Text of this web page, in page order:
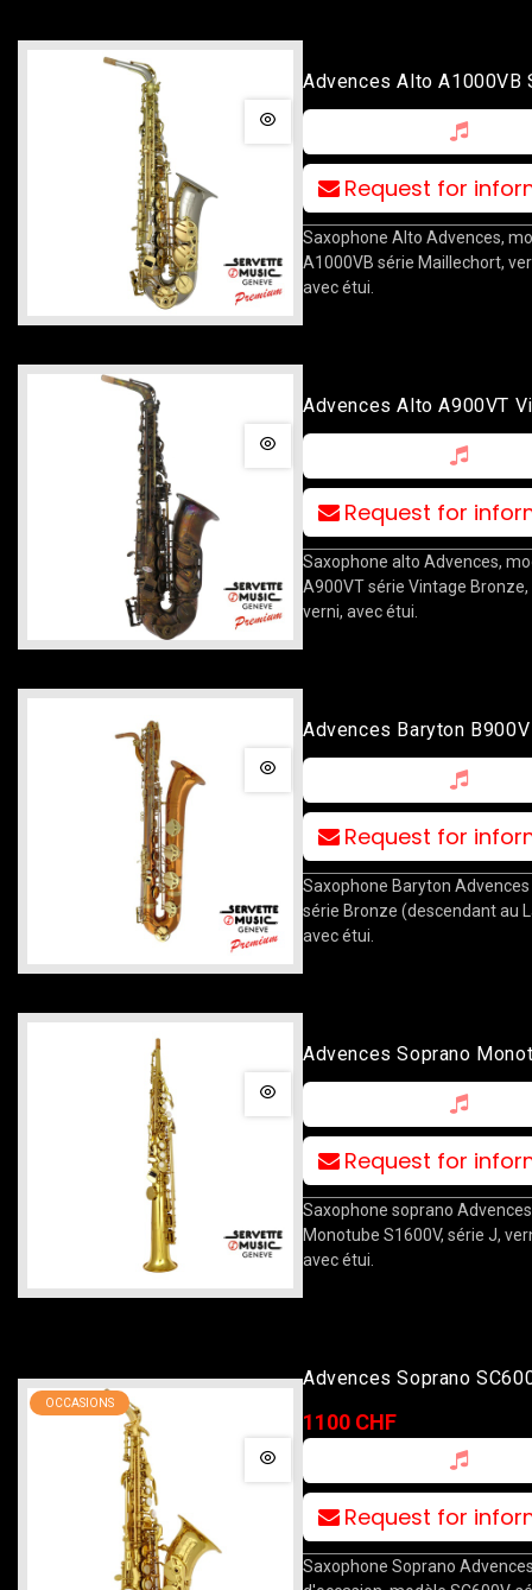
Advences Alto A1000VB
Maillechort
Request for
Saxophone Alto Advences,
A1000VB série Maillechort,
avec étui.
Advences Alto A900VT
Bronze
Request for
Saxophone alto Advences,
A900VT série Vintage
verni, avec étui.
Advences Baryton
Bronze (au La Grave)
Request for
Saxophone Baryton
série Bronze (descendant au
avec étui.
Advences Soprano
S1600V
Request for
Saxophone soprano
Monotube S1600V, série J,
avec étui.
OCCASIONS
Advences Soprano
Courbe
1100 CHF
Request for
Saxophone Soprano